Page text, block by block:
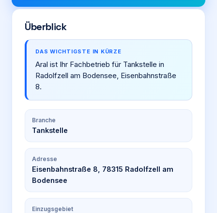
Überblick
DAS WICHTIGSTE IN KÜRZE
Aral ist Ihr Fachbetrieb für Tankstelle in
Radolfzell am Bodensee, Eisenbahnstraße
8.
Branche
Tankstelle
Adresse
Eisenbahnstraße 8, 78315 Radolfzell am
Bodensee
Einzugsgebiet